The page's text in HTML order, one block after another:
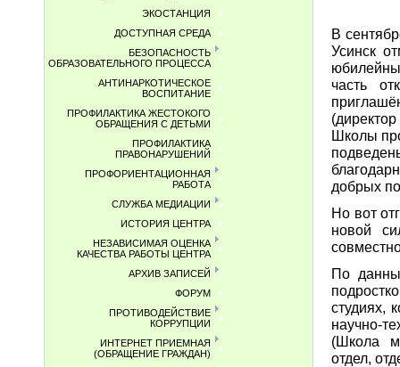
ЭКОСТАНЦИЯ
ДОСТУПНАЯ СРЕДА
БЕЗОПАСНОСТЬ
ОБРАЗОВАТЕЛЬНОГО ПРОЦЕССА
АНТИНАРКОТИЧЕСКОЕ
ВОСПИТАНИЕ
ПРОФИЛАКТИКА ЖЕСТОКОГО
ОБРАЩЕНИЯ С ДЕТЬМИ
ПРОФИЛАКТИКА
ПРАВОНАРУШЕНИЙ
ПРОФОРИЕНТАЦИОННАЯ
РАБОТА
СЛУЖБА МЕДИАЦИИ
ИСТОРИЯ ЦЕНТРА
НЕЗАВИСИМАЯ ОЦЕНКА
КАЧЕСТВА РАБОТЫ ЦЕНТРА
АРХИВ ЗАПИСЕЙ
ФОРУМ
ПРОТИВОДЕЙСТВИЕ
КОРРУПЦИИ
ИНТЕРНЕТ ПРИЕМНАЯ
(ОБРАЩЕНИЕ ГРАЖДАН)
В
Усинск
часть
Школы
добрых
Но вот
новой
По
студиях,
научно-
(Школа
отдел,